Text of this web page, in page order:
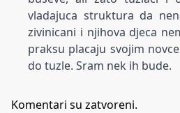
vladajuca struktura da
zivinicani i njihova djeca
praksu placaju svojim
do tuzle. Sram nek ih bude.
Komentari su zatvoreni.